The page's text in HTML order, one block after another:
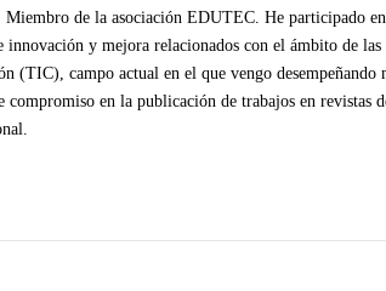
de la asociación EDUTEC. He participado en
innovación y mejora relacionados con el ámbito de las
(TIC), campo actual en el que vengo desempeñando
compromiso en la publicación de trabajos en revistas